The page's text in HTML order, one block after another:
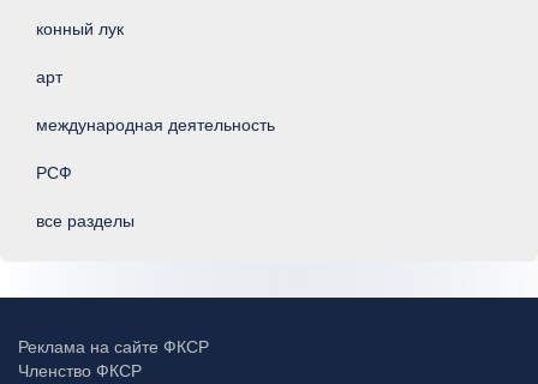
конный лук
арт
международная деятельность
РСФ
все разделы
Реклама на сайте ФКСР
Членство ФКСР